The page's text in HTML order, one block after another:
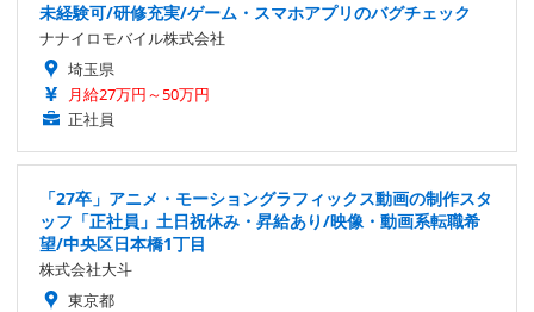
未経験可/研修充実/ゲーム・スマホアプリのバグチェック
ナナイロモバイル株式会社
埼玉県
月給27万円～50万円
正社員
「27卒」アニメ・モーショングラフィックス動画の制作スタ
ッフ「正社員」土日祝休み・昇給あり/映像・動画系転職希
望/中央区日本橋1丁目
株式会社大斗
東京都